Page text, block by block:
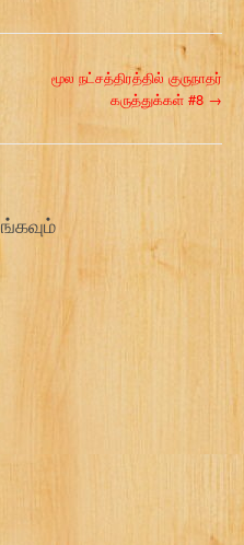
மூல நட்சத்திரத்தில் குருநாதர்
கருத்துக்கள் #8 →